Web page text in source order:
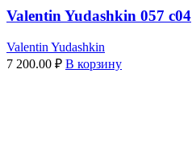
Valentin Yudashkin 057 c04
Valentin Yudashkin
7 200.00 ₽ В корзину